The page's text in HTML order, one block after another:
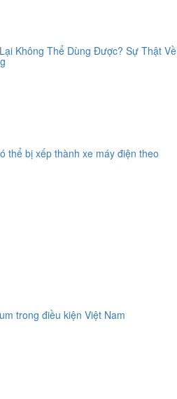
Không Thể Dùng Được? Sự Thật Về
thể bị xếp thành xe máy điện theo
trong điều kiện Việt Nam